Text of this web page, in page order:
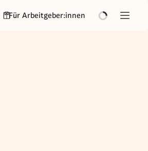
Für Arbeitgeber:innen